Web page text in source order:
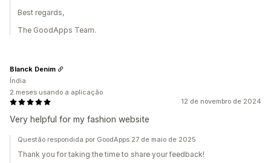
Best regards,
The GoodApps Team.
12 de novembro de 2024
Very helpful for my fashion website
Blanck Denim
Índia
2 meses usando a aplicação
Questão respondida por GoodApps 27 de maio de 2025
Thank you for taking the time to share your feedback!